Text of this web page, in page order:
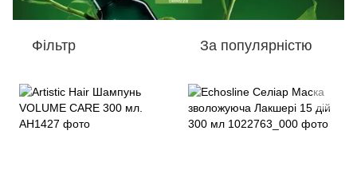
Фільтр За популярністю